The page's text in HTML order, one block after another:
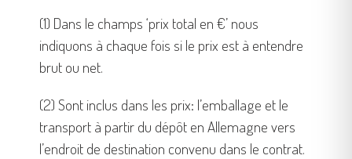
(1) Dans le champs ‘prix total en €’ nous
indiquons à chaque fois si le prix est à entendre
brut ou net.
(2) Sont inclus dans les prix: l’emballage et le
transport à partir du dépôt en Allemagne vers
l’endroit de destination convenu dans le contrat.